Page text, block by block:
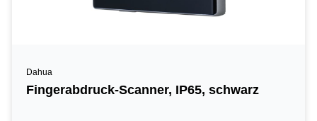
Dahua
Fingerabdruck-Scanner, IP65, schwarz